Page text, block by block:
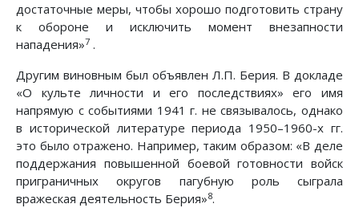
достаточные меры, чтобы хорошо подготовить страну
к обороне и исключить момент внезапности
нападения»7 .
Другим виновным был объявлен Л.П. Берия. В докладе
«О культе личности и его последствиях» его имя
напрямую с событиями 1941 г. не связывалось, однако
в исторической литературе периода 1950–1960-х гг.
это было отражено. Например, таким образом: «В деле
поддержания повышенной боевой готовности войск
приграничных округов пагубную роль сыграла
вражеская деятельность Берия»8.